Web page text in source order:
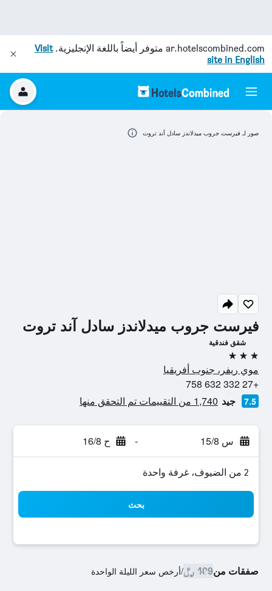
ar.hotelscombined.com متوفر أيضاً باللغة الإنجليزية.Visit
site in English
فيرست جروب ميدلاندز سادل آند تروت
شقق فندقية
3 نجوم
موي ريفر، جنوب أفريقيا
+27 332 632 758
7.5 جيد 1,740 من التقييمات تم التحقق منها
س 15/8 - ح 16/8
2 من الضيوف، غرفة واحدة
بحث
صفقات من409 ﷼ /أرخص سعر الليلة الواحدة
صور لـ فيرست جروب ميدلاندز سادل آند تروت